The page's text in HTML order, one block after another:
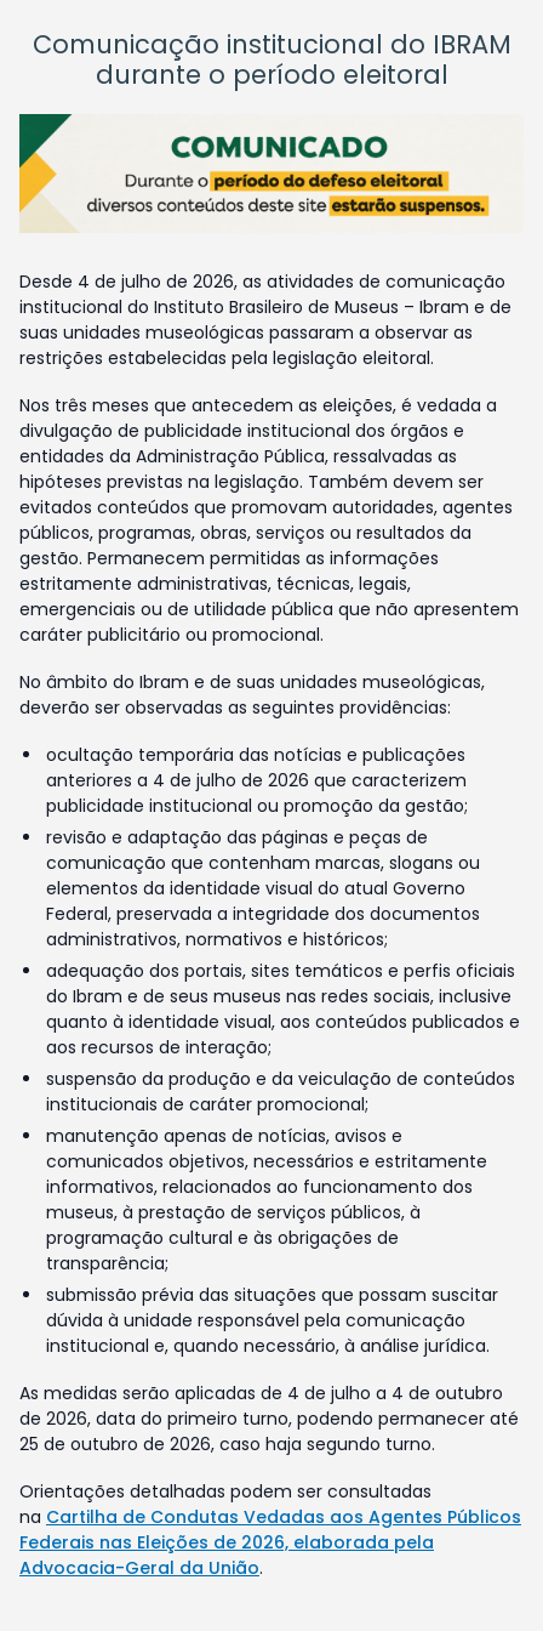
Comunicação institucional do IBRAM
durante o período eleitoral
Desde 4 de julho de 2026, as atividades de comunicação
institucional do Instituto Brasileiro de Museus – Ibram e de
suas unidades museológicas passaram a observar as
restrições estabelecidas pela legislação eleitoral.
Nos três meses que antecedem as eleições, é vedada a
divulgação de publicidade institucional dos órgãos e
entidades da Administração Pública, ressalvadas as
hipóteses previstas na legislação. Também devem ser
evitados conteúdos que promovam autoridades, agentes
públicos, programas, obras, serviços ou resultados da
gestão. Permanecem permitidas as informações
estritamente administrativas, técnicas, legais,
emergenciais ou de utilidade pública que não apresentem
caráter publicitário ou promocional.
No âmbito do Ibram e de suas unidades museológicas,
deverão ser observadas as seguintes providências:
ocultação temporária das notícias e publicações
anteriores a 4 de julho de 2026 que caracterizem
publicidade institucional ou promoção da gestão;
revisão e adaptação das páginas e peças de
comunicação que contenham marcas, slogans ou
elementos da identidade visual do atual Governo
Federal, preservada a integridade dos documentos
administrativos, normativos e históricos;
adequação dos portais, sites temáticos e perfis oficiais
do Ibram e de seus museus nas redes sociais, inclusive
quanto à identidade visual, aos conteúdos publicados e
aos recursos de interação;
suspensão da produção e da veiculação de conteúdos
institucionais de caráter promocional;
manutenção apenas de notícias, avisos e
comunicados objetivos, necessários e estritamente
informativos, relacionados ao funcionamento dos
museus, à prestação de serviços públicos, à
programação cultural e às obrigações de
transparência;
submissão prévia das situações que possam suscitar
dúvida à unidade responsável pela comunicação
institucional e, quando necessário, à análise jurídica.
As medidas serão aplicadas de 4 de julho a 4 de outubro
de 2026, data do primeiro turno, podendo permanecer até
25 de outubro de 2026, caso haja segundo turno.
Orientações detalhadas podem ser consultadas
na Cartilha de Condutas Vedadas aos Agentes Públicos
Federais nas Eleições de 2026, elaborada pela
Advocacia-Geral da União.